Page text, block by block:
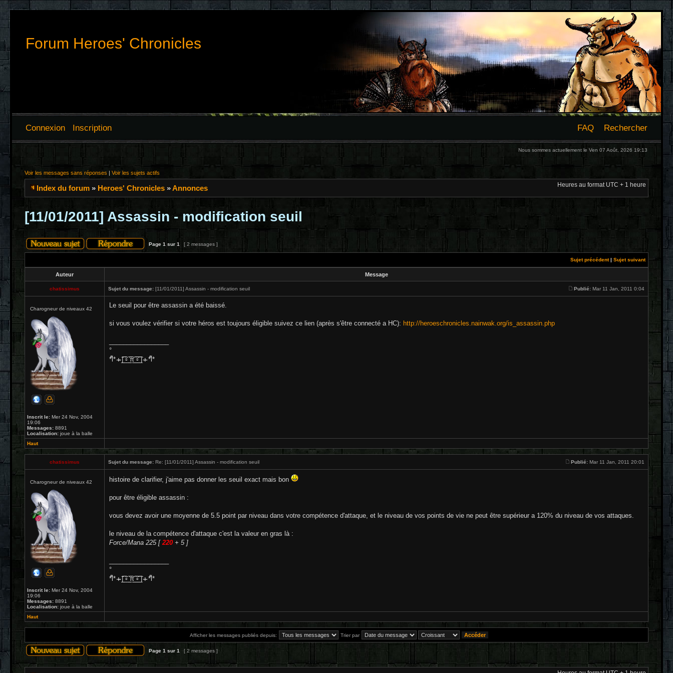
Forum Heroes' Chronicles
Connexion Inscription FAQ Rechercher
Nous sommes actuellement le Ven 07 Août, 2026 19:13
Voir les messages sans réponses | Voir les sujets actifs
Index du forum » Heroes' Chronicles »Annonces Heures au format UTC + 1 heure
[11/01/2011] Assassin - modification seuil
Page 1 sur 1 [ 2 messages ]
Sujet précédent| Sujet suivant
Auteur Message
chatissimus Sujet du message: [11/01/2011] Assassin - modification seuil Publié: Mar 11 Jan, 2011 0:04
Charogneur de niveaux 42
Inscrit le: Mer 24 Nov, 2004
19:06
Messages: 8891
Localisation: joue à la balle
Le seuil pour être assassin a été baissé.
si vous voulez vérifier si votre héros est toujours éligible suivez ce lien (après s'être connecté a HC): http://heroeschronicles.nainwak.org/is_assassin.php
°
*͌l* ̴ı̴̴ ͡|̲̲̲͡͡͡ ̲▫̲͡ ̲̲̲͡͡π̲̲͡͡ ̲̲͡▫̲̲͡͡ ̲| ̴ı̴ *͌l*
Haut
chatissimus Sujet du message: Re: [11/01/2011] Assassin - modification seuil Publié: Mar 11 Jan, 2011 20:01
Charogneur de niveaux 42
Inscrit le: Mer 24 Nov, 2004
19:06
Messages: 8891
Localisation: joue à la balle
histoire de clarifier, j'aime pas donner les seuil exact mais bon
pour être éligible assassin :
vous devez avoir une moyenne de 5.5 point par niveau dans votre compétence d'attaque, et le niveau de vos points de vie ne peut être supérieur a 120% du niveau de vos attaques.
le niveau de la compétence d'attaque c'est la valeur en gras là :
Force/Mana 225 [220 + 5 ]
°
*͌l* ̴ı̴̴ ͡|̲̲̲͡͡͡ ̲▫̲͡ ̲̲̲͡͡π̲̲͡͡ ̲̲͡▫̲̲͡͡ ̲| ̴ı̴ *͌l*
Haut
Afficher les messages publiés depuis: Trier par
Page 1 sur 1 [ 2 messages ]